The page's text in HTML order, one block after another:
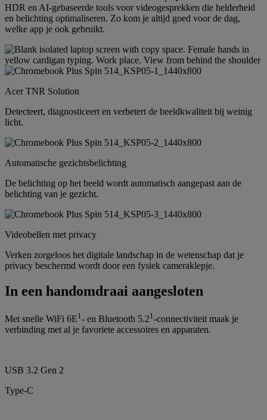
HDR en AI-gebaseerde tools voor videogesprekken die helderheid
en belichting optimaliseren. Zo kom je altijd goed voor de dag,
welke app je ook gebruikt.
Acer TNR Solution
Detecteert, diagnosticeert en verbetert de beeldkwaliteit bij weinig
licht.
Automatische gezichtsbelichting
De belichting op het beeld wordt automatisch aangepast aan de
belichting van je gezicht.
Videobellen met privacy
Verken zorgeloos het digitale landschap in de wetenschap dat je
privacy beschermd wordt door een fysiek cameraklepje.
In een handomdraai aangesloten
Met snelle WiFi 6E1 - en Bluetooth 5.21 -connectiviteit maak je
verbinding met al je favoriete accessoires en apparaten.
USB 3.2 Gen 2
Type-C